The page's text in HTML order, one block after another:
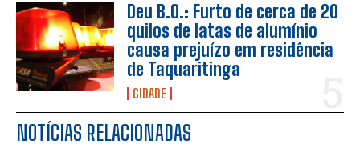
Deu B.O.: Furto de cerca de 20
quilos de latas de alumínio
causa prejuízo em residência
de Taquaritinga
CIDADE
NOTÍCIAS RELACIONADAS